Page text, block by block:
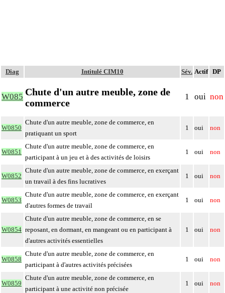
Diag Intitulé CIM10 Sév. Actif DP
W085 Chute d'un autre meuble, zone de
commerce
1 oui non
W0850
Chute d'un autre meuble, zone de commerce, en
pratiquant un sport
1 oui non
W0851
Chute d'un autre meuble, zone de commerce, en
participant à un jeu et à des activités de loisirs
1 oui non
W0852
Chute d'un autre meuble, zone de commerce, en exerçant
un travail à des fins lucratives
1 oui non
W0853
Chute d'un autre meuble, zone de commerce, en exerçant
d'autres formes de travail
1 oui non
W0854
Chute d'un autre meuble, zone de commerce, en se
reposant, en dormant, en mangeant ou en participant à
d'autres activités essentielles
1 oui non
W0858
Chute d'un autre meuble, zone de commerce, en
participant à d'autres activités précisées
1 oui non
W0859
Chute d'un autre meuble, zone de commerce, en
participant à une activité non précisée
1 oui non